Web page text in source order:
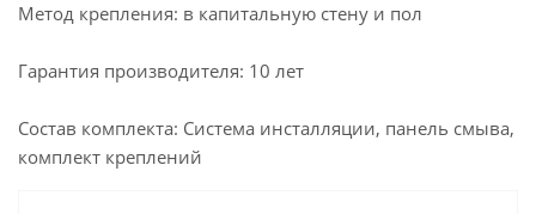
Метод крепления: в капитальную стену и пол
Гарантия производителя: 10 лет
Состав комплекта: Система инсталляции, панель смыва,
комплект креплений